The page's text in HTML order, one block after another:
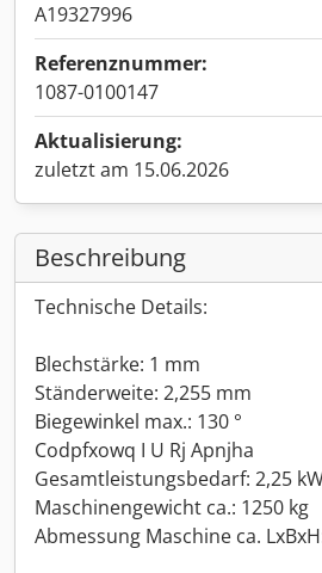
A19327996
Referenznummer:
1087-0100147
Aktualisierung:
zuletzt am 15.06.2026
Beschreibung
Technische Details:
Blechstärke: 1 mm
Ständerweite: 2,255 mm
Biegewinkel max.: 130 °
Codpfxowq I U Rj Apnjha
Gesamtleistungsbedarf: 2,25
Maschinengewicht ca.: 1250 kg
Abmessung Maschine ca.